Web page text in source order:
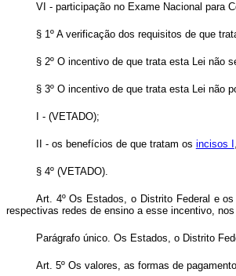
VI - participação no Exame Nacional para
§ 1º A verificação dos requisitos de que
§ 2º O incentivo de que trata esta Lei não
§ 3º O incentivo de que trata esta Lei não
I - (VETADO);
II - os benefícios de que tratam os incisos I ,
§ 4º (VETADO).
Art. 4º Os Estados, o Distrito Federal e
respectivas redes de ensino a esse incentivo,
Parágrafo único. Os Estados, o Distrito
Art. 5º Os valores, as formas de